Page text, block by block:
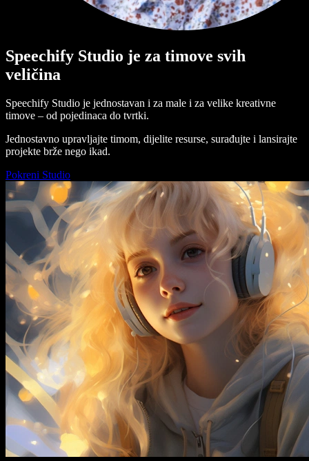
Speechify Studio je za timove svih
veličina
Speechify Studio je jednostavan i za male i za velike kreativne
timove – od pojedinaca do tvrtki.
Jednostavno upravljajte timom, dijelite resurse, surađujte i lansirajte
projekte brže nego ikad.
Pokreni Studio